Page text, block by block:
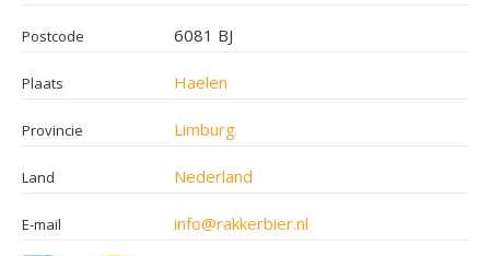
Postcode 6081 BJ
Plaats Haelen
Provincie Limburg
Land Nederland
E-mail info@rakkerbier.nl